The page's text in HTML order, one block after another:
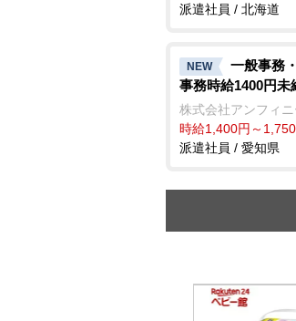
派遣社員 / 北海道
NEW
一般事務
事務時給1400円
株式会社アンフィニ
時給1,400円～
派遣社員 / 愛知県